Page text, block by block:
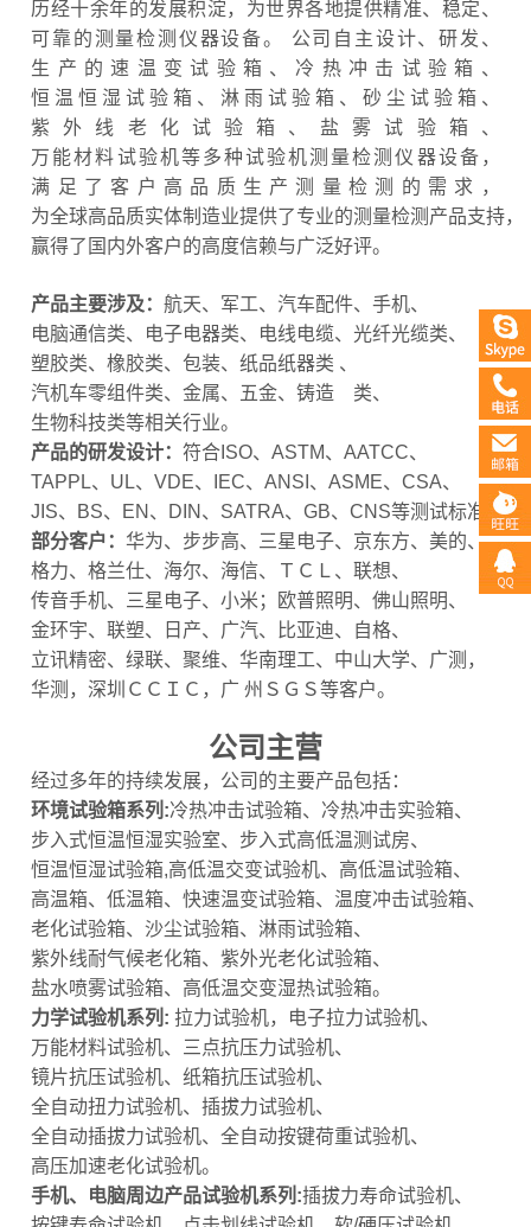
历经十余年的发展积淀，为世界各地提供精准、稳定、
可靠的测量检测仪器设备。 公司自主设计、研发、
生产的速温变试验箱、冷热冲击试验箱、
恒温恒湿试验箱、淋雨试验箱、砂尘试验箱、
紫外线老化试验箱、盐雾试验箱、
万能材料试验机等多种试验机测量检测仪器设备，
满足了客户高品质生产测量检测的需求，
为全球高品质实体制造业提供了专业的测量检测产品支持，
赢得了国内外客户的高度信赖与广泛好评。
产品主要涉及：航天、军工、汽车配件、手机、
电脑通信类、电子电器类、电线电缆、光纤光缆类、
塑胶类、橡胶类、包装、纸品纸器类 、
汽机车零组件类、金属、五金、铸造 类、
生物科技类等相关行业。
产品的研发设计：符合ISO、ASTM、AATCC、
TAPPL、UL、VDE、IEC、ANSI、ASME、CSA、
JIS、BS、EN、DIN、SATRA、GB、CNS等测试标准
部分客户：华为、步步高、三星电子、京东方、美的、
格力、格兰仕、海尔、海信、ＴＣＬ、联想、
传音手机、三星电子、小米；欧普照明、佛山照明、
金环宇、联塑、日产、广汽、比亚迪、自格、
立讯精密、绿联、聚维、华南理工、中山大学、广测，
华测，深圳ＣＣＩＣ，广 州ＳＧＳ等客户。
公司主营
经过多年的持续发展，公司的主要产品包括：
环境试验箱系列:冷热冲击试验箱、冷热冲击实验箱、
步入式恒温恒湿实验室、步入式高低温测试房、
恒温恒湿试验箱,高低温交变试验机、高低温试验箱、
高温箱、低温箱、快速温变试验箱、温度冲击试验箱、
老化试验箱、沙尘试验箱、淋雨试验箱、
紫外线耐气候老化箱、紫外光老化试验箱、
盐水喷雾试验箱、高低温交变湿热试验箱。
力学试验机系列: 拉力试验机，电子拉力试验机、
万能材料试验机、三点抗压力试验机、
镜片抗压试验机、纸箱抗压试验机、
全自动扭力试验机、插拔力试验机、
全自动插拔力试验机、全自动按键荷重试验机、
高压加速老化试验机。
手机、电脑周边产品试验机系列:插拔力寿命试验机、